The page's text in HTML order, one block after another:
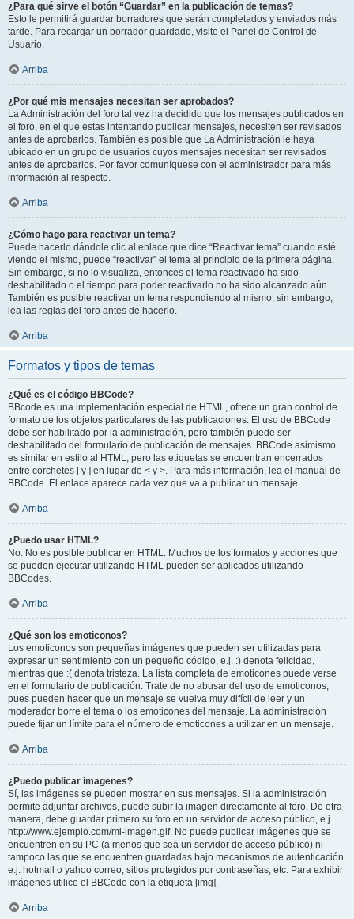
¿Para qué sirve el botón “Guardar” en la publicación de temas?
Esto le permitirá guardar borradores que serán completados y enviados más
tarde. Para recargar un borrador guardado, visite el Panel de Control de
Usuario.
Arriba
¿Por qué mis mensajes necesitan ser aprobados?
La Administración del foro tal vez ha decidido que los mensajes publicados en
el foro, en el que estas intentando publicar mensajes, necesiten ser revisados
antes de aprobarlos. También es posible que La Administración le haya
ubicado en un grupo de usuarios cuyos mensajes necesitan ser revisados
antes de aprobarlos. Por favor comuníquese con el administrador para más
información al respecto.
Arriba
¿Cómo hago para reactivar un tema?
Puede hacerlo dándole clic al enlace que dice “Reactivar tema” cuando esté
viendo el mismo, puede “reactivar” el tema al principio de la primera página.
Sin embargo, si no lo visualiza, entonces el tema reactivado ha sido
deshabilitado o el tiempo para poder reactivarlo no ha sido alcanzado aún.
También es posible reactivar un tema respondiendo al mismo, sin embargo,
lea las reglas del foro antes de hacerlo.
Arriba
Formatos y tipos de temas
¿Qué es el código BBCode?
BBcode es una implementación especial de HTML, ofrece un gran control de
formato de los objetos particulares de las publicaciones. El uso de BBCode
debe ser habilitado por la administración, pero también puede ser
deshabilitado del formulario de publicación de mensajes. BBCode asimismo
es similar en estilo al HTML, pero las etiquetas se encuentran encerrados
entre corchetes [ y ] en lugar de < y >. Para más información, lea el manual de
BBCode. El enlace aparece cada vez que va a publicar un mensaje.
Arriba
¿Puedo usar HTML?
No. No es posible publicar en HTML. Muchos de los formatos y acciones que
se pueden ejecutar utilizando HTML pueden ser aplicados utilizando
BBCodes.
Arriba
¿Qué son los emoticonos?
Los emoticonos son pequeñas imágenes que pueden ser utilizadas para
expresar un sentimiento con un pequeño código, e.j. :) denota felicidad,
mientras que :( denota tristeza. La lista completa de emoticones puede verse
en el formulario de publicación. Trate de no abusar del uso de emoticonos,
pues pueden hacer que un mensaje se vuelva muy difícil de leer y un
moderador borre el tema o los emoticones del mensaje. La administración
puede fijar un límite para el número de emoticones a utilizar en un mensaje.
Arriba
¿Puedo publicar imagenes?
Sí, las imágenes se pueden mostrar en sus mensajes. Si la administración
permite adjuntar archivos, puede subir la imagen directamente al foro. De otra
manera, debe guardar primero su foto en un servidor de acceso público, e.j.
http://www.ejemplo.com/mi-imagen.gif. No puede publicar imágenes que se
encuentren en su PC (a menos que sea un servidor de acceso público) ni
tampoco las que se encuentren guardadas bajo mecanismos de autenticación,
e.j. hotmail o yahoo correo, sitios protegidos por contraseñas, etc. Para exhibir
imágenes utilice el BBCode con la etiqueta [img].
Arriba